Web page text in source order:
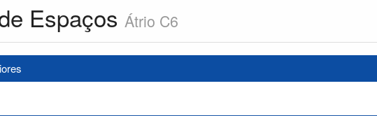
Espaços Átrio C6